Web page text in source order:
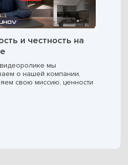
и честность на
мы
о нашей компании,
свою миссию, ценности